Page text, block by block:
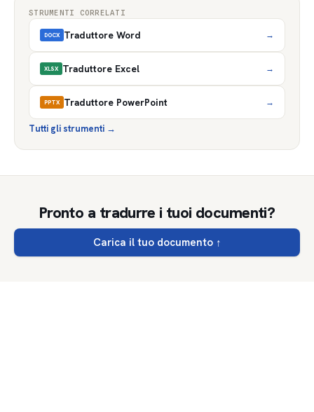
STRUMENTI CORRELATI
DOCX Traduttore Word →
XLSX Traduttore Excel →
PPTX Traduttore PowerPoint →
Tutti gli strumenti →
Pronto a tradurre i tuoi documenti?
Carica il tuo documento↑